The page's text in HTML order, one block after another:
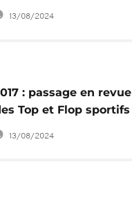
privilégié
13/08/2024
: passage en revue
Top et Flop sportifs
Afrique
13/08/2024